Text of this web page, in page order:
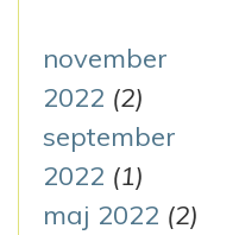
november
2022 (2)
september
2022 (1)
maj 2022 (2)